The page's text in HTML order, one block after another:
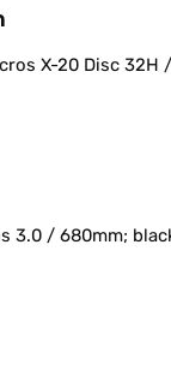
X-20 Disc 32H
3.0 / 680mm;